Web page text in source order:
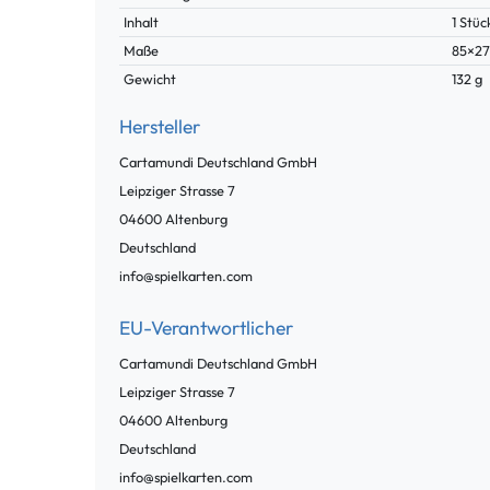
Inhalt
1
Maße
Gewicht
132 g
Hersteller
Cartamundi Deutschland GmbH
Leipziger Strasse7
04600Altenburg
Deutschland
info@spielkarten.com
EU-Verantwortlicher
Cartamundi Deutschland GmbH
Leipziger Strasse7
04600Altenburg
Deutschland
info@spielkarten.com